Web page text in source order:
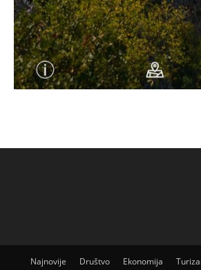
Najnovije Društvo Ekonomija